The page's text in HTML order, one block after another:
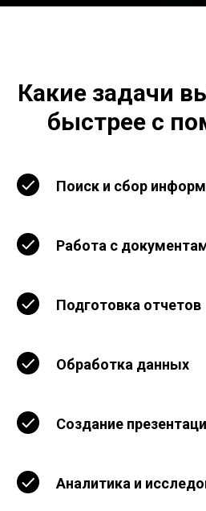
Какие задачи
быстрее с
Поиск и сбор
Работа с
Подготовка отчетов
Обработка данных
Создание
Аналитика и